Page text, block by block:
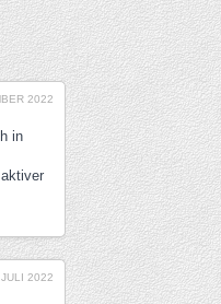
2022
in
2022